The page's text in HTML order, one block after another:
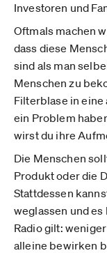
Investoren und
Oftmals machen
dass diese
sind als man
Menschen zu
Filterblase in eine
ein Problem
wirst du ihre
Die Menschen
Produkt oder die
Stattdessen
weglassen und
Radio gilt:
alleine bewirken